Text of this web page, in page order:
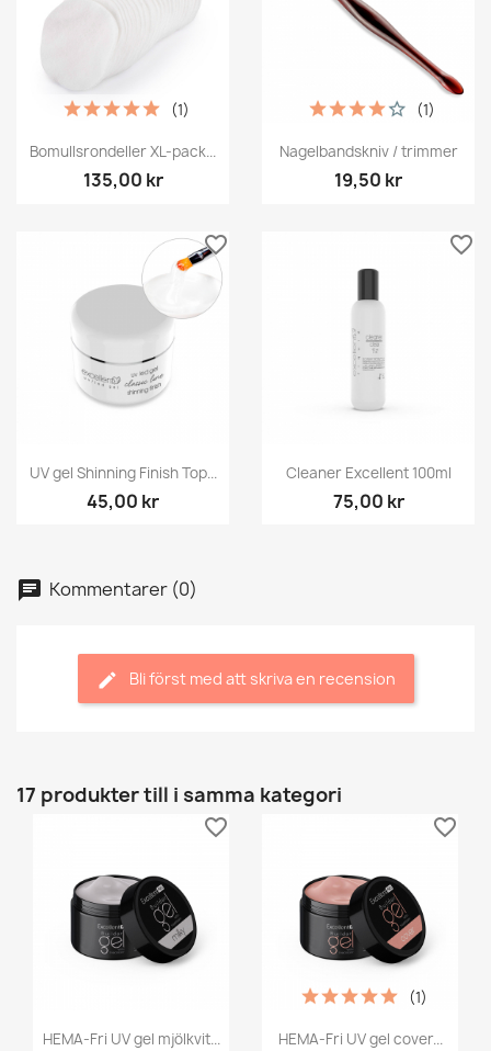
Bomullsrondeller XL-pack...
135,00 kr
(1)
Nagelbandskniv / trimmer
19,50 kr
(1)
UV gel Shinning Finish Top...
45,00 kr
favorite_border
Cleaner Excellent 100ml
75,00 kr
favorite_border
Kommentarer (0)
Bli först med att skriva en recension
17 produkter till i samma kategori
HEMA-Fri UV gel mjölkvit...
favorite_border
HEMA-Fri UV gel cover...
(1)
favorite_border